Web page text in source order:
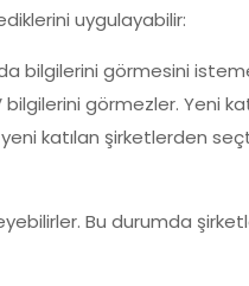
uygulayabilir:
bilgilerini görmesini
görmezler. Yeni
katılan şirketlerden
Bu durumda